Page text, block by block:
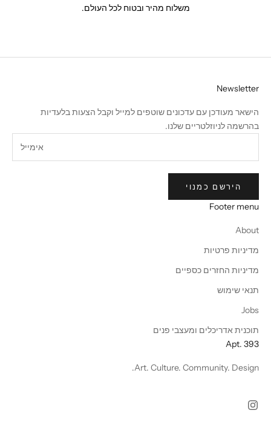
משלוח מהיר ובטוח לכל העולם.
Newsletter
הישאר מעודכן עם עדכונים שוטפים למייל וקבל הצעות בלעדיות
בהרשמה לניוזלטריים שלנו.
הירשם כמנוי
Footer menu
About
מדיניות פרטיות
מדיניות החזרים כספיים
תנאי שימוש
Jobs
תוכנית אדריכלים ומעצבי פנים
Apt. 393
Art. Culture. Community. Design.